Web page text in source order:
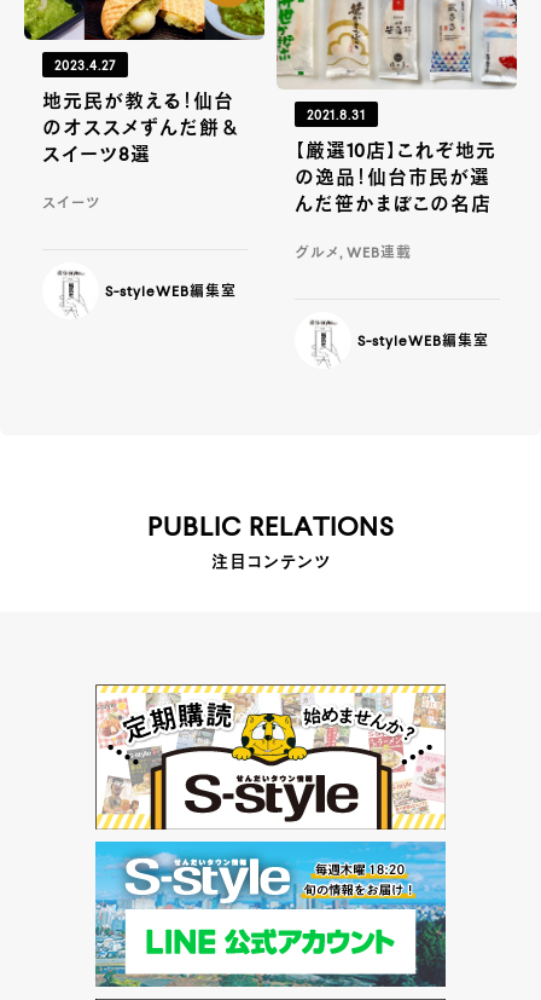
2023.4.27
地元民が教える！仙台
のオススメずんだ餅＆
スイーツ8選
スイーツ
S-styleWEB編集室
2021.8.31
【厳選10店】これぞ地元
の逸品！仙台市民が選
んだ笹かまぼこの名店
グルメ, WEB連載
S-styleWEB編集室
PUBLIC RELATIONS
注目コンテンツ